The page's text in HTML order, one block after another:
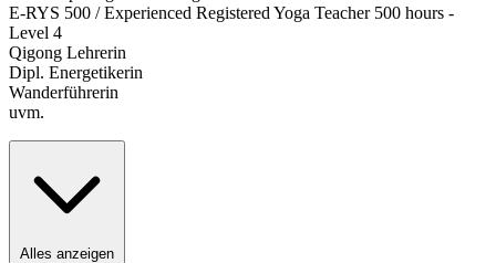
E-RYS 500 / Experienced Registered Yoga Teacher 500 hours -
Level 4
Qigong Lehrerin
Dipl. Energetikerin
Wanderführerin
uvm.
Alles anzeigen